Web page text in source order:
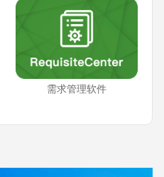
需求管理软件